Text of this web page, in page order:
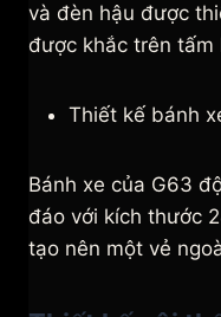
và đèn hậu được
được khắc trên tấm
Thiết kế bánh
Bánh xe của G63
đáo với kích thước
tạo nên một vẻ